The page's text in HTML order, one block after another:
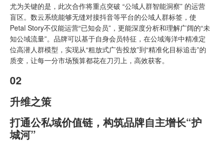
尤为关键的是，此次合作将重点突破 “公域人群智能洞察” 的运营
盲区。数云系统能够无缝对接抖音等平台的公域人群标签，使
Petal Story不仅能运营“已知会员”，更能深度分析和理解广阔的“未
知公域流量”。品牌可以基于自身会员特征，在公域海洋中精准定
位高潜人群模型，实现从“粗放式广告投放”到“精准化目标追击”的
质变，让每一分市场预算都花在刀刃上，高效获客。
02
升维之策
打通公私域价值链，构筑品牌自主增长“护
城河”